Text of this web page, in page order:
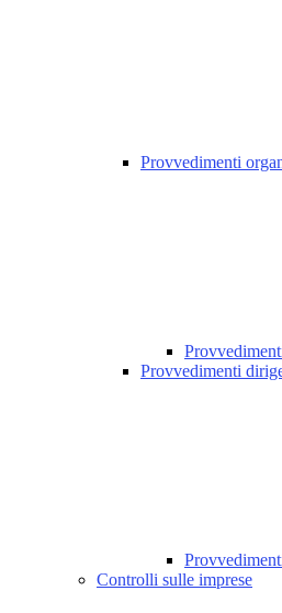
Provvedimenti
Provvedimenti
Controlli sulle imprese